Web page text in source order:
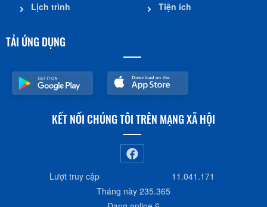
Lịch trình
Tiện ích
TẢI ỨNG DỤNG
KẾT NỐI CHÚNG TÔI TRÊN MẠNG XÃ HỘI
Lượt truy cập
11.041.171
Tháng này 235.365